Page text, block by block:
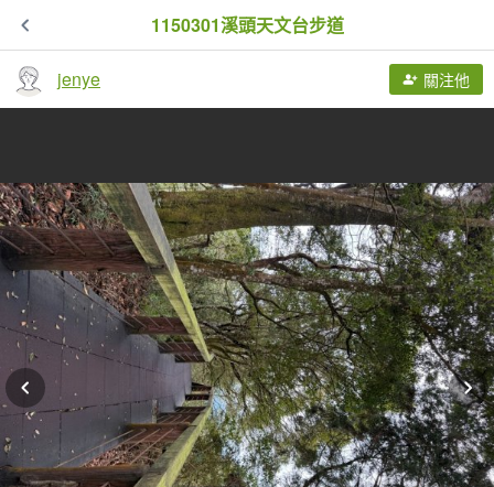
1150301溪頭天文台步道
jenye 關注他